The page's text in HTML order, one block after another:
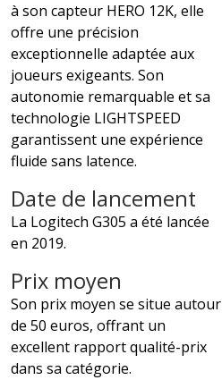
à son capteur HERO 12K, elle
offre une précision
exceptionnelle adaptée aux
joueurs exigeants. Son
autonomie remarquable et sa
technologie LIGHTSPEED
garantissent une expérience
fluide sans latence.
Date de lancement
La Logitech G305 a été lancée
en 2019.
Prix moyen
Son prix moyen se situe autour
de 50 euros, offrant un
excellent rapport qualité-prix
dans sa catégorie.